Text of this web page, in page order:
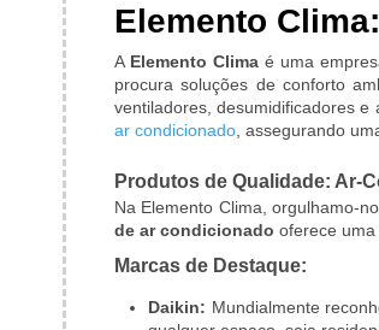
Elemento
A Elemento Clima é uma
procura soluções de conforto
ventiladores, desumidificadores
ar condicionado , assegurando
Produtos de Qualidade: Ar-
Na Elemento Clima, orgulhamo-
de ar condicionado oferece
Marcas de Destaque:
Daikin: Mundialmente